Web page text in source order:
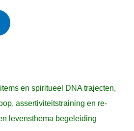
en spiritueel DNA trajecten,
assertiviteitstraining en re-
levensthema begeleiding